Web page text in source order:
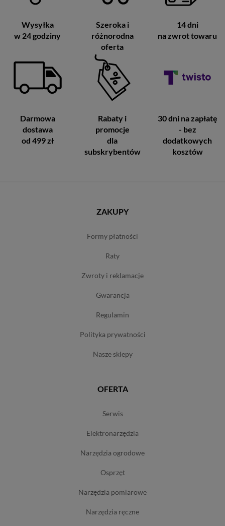
Wysyłka
w 24 godziny
Szeroka i
różnorodna
oferta
14 dni
na zwrot towaru
Darmowa
dostawa
od 499 zł
Rabaty i
promocje
dla
subskrybentów
30 dni na zapłatę
- bez
dodatkowych
kosztów
ZAKUPY
formy płatności
raty
zwroty i reklamacje
gwarancja
regulamin
polityka prywatności
nasze sklepy
OFERTA
serwis
elektronarzędzia
narzędzia ogrodowe
osprzęt
narzędzia pomiarowe
narzędzia ręczne